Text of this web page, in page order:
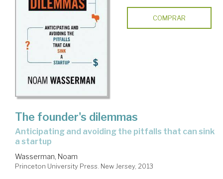
COMPRAR
The founder's dilemmas
anticipating and avoiding the pitfalls that can sink
a startup
Wasserman, Noam
Princeton University Press. New Jersey, 2013